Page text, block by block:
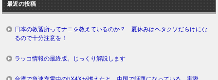
グ
最近の投稿
日本の教習所ってナニを教えているのか？ 夏休みはヘタクソだらけにな
るので十分注意を！
ラッコ情報の最終版。じっくり解説します